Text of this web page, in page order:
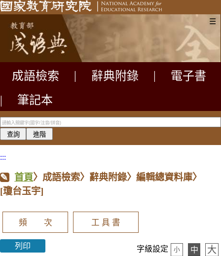
☰
成語檢索 辭典附錄
電子書
|
筆記本
:::
首頁〉成語檢索〉辭典附錄〉編輯總資料庫〉
[瓊台玉宇]
頻 次 工 具 書
列印 字級設定 小 中 大